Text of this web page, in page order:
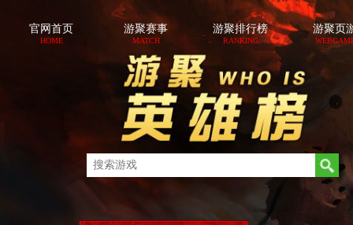
官网首页
HOME
游聚赛事
MATCH
游聚排行榜
RANKING
游聚页